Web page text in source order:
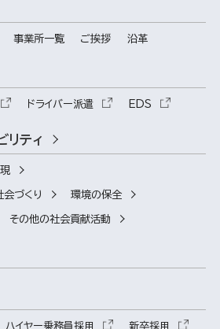
事業所一覧 ご挨拶 沿革
ドライバー派遣 EDS
リティ
づくり 環境の保全
その他の社会貢献活動
ハイヤー乗務員採用 新卒採用